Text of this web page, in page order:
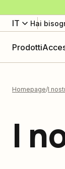
IT Hai
Prodotti
Homepage I
I